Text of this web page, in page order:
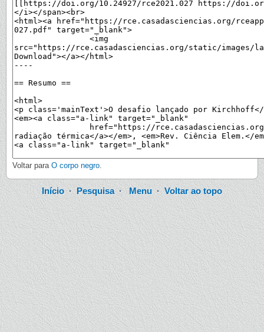
Voltar para O corpo negro.
Início·Pesquisa·Menu· Voltar ao topo